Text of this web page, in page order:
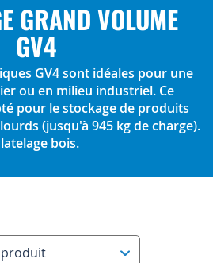
GRAND VOLUME
GV4
GV4 sont idéales pour une
ou en milieu industriel. Ce
pour le stockage de produits
(jusqu'à 945 kg de charge).
bois.
produit